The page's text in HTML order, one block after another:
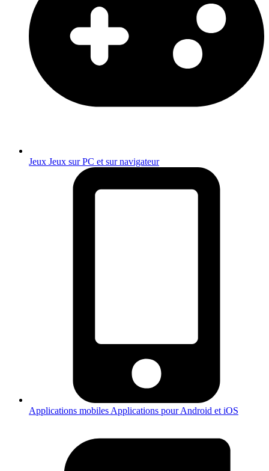
Jeux Jeux sur PC et sur navigateur
Applications mobiles Applications pour Android et iOS